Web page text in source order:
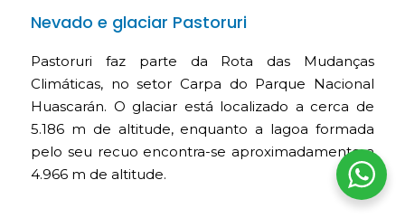
Nevado e glaciar Pastoruri
Pastoruri faz parte da Rota das Mudanças
Climáticas, no setor Carpa do Parque Nacional
Huascarán. O glaciar está localizado a cerca de
5.186 m de altitude, enquanto a lagoa formada
pelo seu recuo encontra-se aproximadamente a
4.966 m de altitude.